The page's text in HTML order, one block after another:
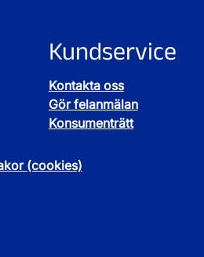
Kundservice
Kontakta oss
Gör felanmälan
Konsumenträtt
(cookies)